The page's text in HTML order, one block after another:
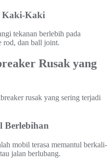
Kaki-Kaki
tekanan berlebih pada
rod, dan ball joint.
Rusak yang
rusak yang sering terjadi
Berlebihan
mobil terasa memantul berkali-
jalan berlubang.